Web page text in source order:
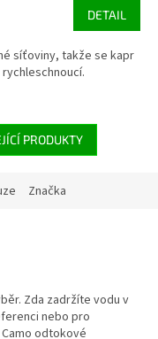
DETAIL
síťoviny, takže se kapr
PRODUKTY
Značka
Zda zadržíte vodu v
nebo pro
odtokové